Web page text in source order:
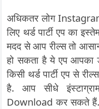
अधिकतर लोग
लिए थर्ड पार्टी एप का
मदद से आप रील्स तो
हो सकता है ये एप आपका
किसी थर्ड पार्टी एप से
है. आप सीधे
Download कर सकते हैं.